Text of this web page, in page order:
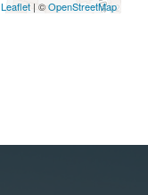
Leaflet | ©OpenStreetMap